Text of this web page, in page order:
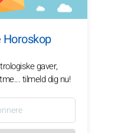
Horoskop
gaver,
tilmeld dig nu!